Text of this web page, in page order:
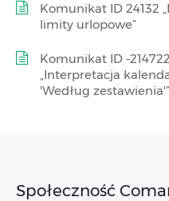
Komunikat ID 24132
limity urlopowe”
Komunikat ID -
„Interpretacja
'Według zestawienia'”
Społeczność